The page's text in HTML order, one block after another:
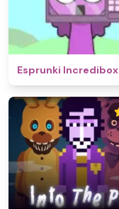
Esprunki Incredibox